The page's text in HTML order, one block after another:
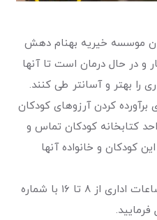
موسسه خیریه بهنام دهش
و در حال درمان است تا آنها
را بهتر و آسانتر طی کنند.
برآورده کردن آرزوهای کودکان
کتابخانه کودکان تماس و
کودکان و خانواده آنها
برای کسب اطلاعات بیشتر طی ساعات اداری از ۸ تا ۱۶ با شماره